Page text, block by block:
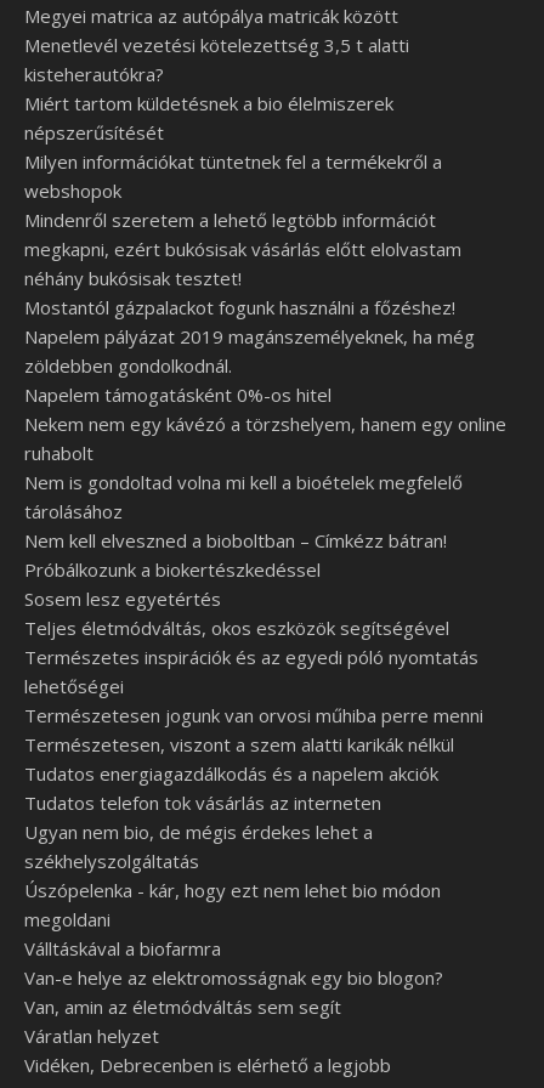
Megyei matrica az autópálya matricák között
Menetlevél vezetési kötelezettség 3,5 t alatti
kisteherautókra?
Miért tartom küldetésnek a bio élelmiszerek
népszerűsítését
Milyen információkat tüntetnek fel a termékekről a
webshopok
Mindenről szeretem a lehető legtöbb információt
megkapni, ezért bukósisak vásárlás előtt elolvastam
néhány bukósisak tesztet!
Mostantól gázpalackot fogunk használni a főzéshez!
Napelem pályázat 2019 magánszemélyeknek, ha még
zöldebben gondolkodnál.
Napelem támogatásként 0%-os hitel
Nekem nem egy kávézó a törzshelyem, hanem egy online
ruhabolt
Nem is gondoltad volna mi kell a bioételek megfelelő
tárolásához
Nem kell elveszned a bioboltban – Címkézz bátran!
Próbálkozunk a biokertészkedéssel
Sosem lesz egyetértés
Teljes életmódváltás, okos eszközök segítségével
Természetes inspirációk és az egyedi póló nyomtatás
lehetőségei
Természetesen jogunk van orvosi műhiba perre menni
Természetesen, viszont a szem alatti karikák nélkül
Tudatos energiagazdálkodás és a napelem akciók
Tudatos telefon tok vásárlás az interneten
Ugyan nem bio, de mégis érdekes lehet a
székhelyszolgáltatás
Úszópelenka - kár, hogy ezt nem lehet bio módon
megoldani
Válltáskával a biofarmra
Van-e helye az elektromosságnak egy bio blogon?
Van, amin az életmódváltás sem segít
Váratlan helyzet
Vidéken, Debrecenben is elérhető a legjobb